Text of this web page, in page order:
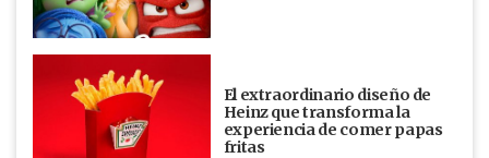
El extraordinario diseño de
Heinz que transforma la
experiencia de comer papas
fritas